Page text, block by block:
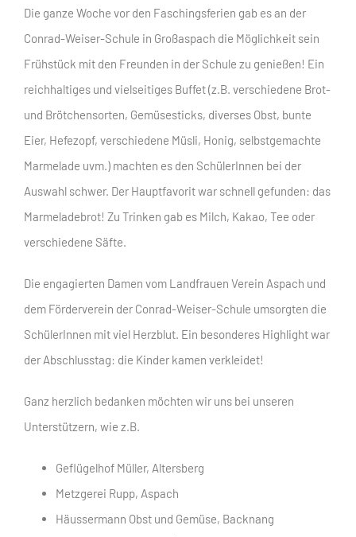
Die ganze Woche vor den Faschingsferien gab es an der
Conrad-Weiser-Schule in Großaspach die Möglichkeit sein
Frühstück mit den Freunden in der Schule zu genießen! Ein
reichhaltiges und vielseitiges Buffet (z.B. verschiedene Brot-
und Brötchensorten, Gemüsesticks, diverses Obst, bunte
Eier, Hefezopf, verschiedene Müsli, Honig, selbstgemachte
Marmelade uvm.) machten es den SchülerInnen bei der
Auswahl schwer. Der Hauptfavorit war schnell gefunden: das
Marmeladebrot! Zu Trinken gab es Milch, Kakao, Tee oder
verschiedene Säfte.
Die engagierten Damen vom Landfrauen Verein Aspach und
dem Förderverein der Conrad-Weiser-Schule umsorgten die
SchülerInnen mit viel Herzblut. Ein besonderes Highlight war
der Abschlusstag: die Kinder kamen verkleidet!
Ganz herzlich bedanken möchten wir uns bei unseren
Unterstützern, wie z.B.
Geflügelhof Müller, Altersberg
Metzgerei Rupp, Aspach
Häussermann Obst und Gemüse, Backnang